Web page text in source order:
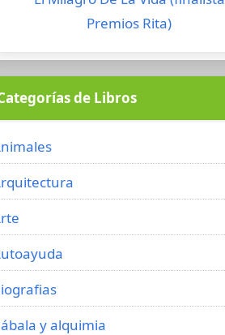
Premios Rita)
de Libros
y alquimia